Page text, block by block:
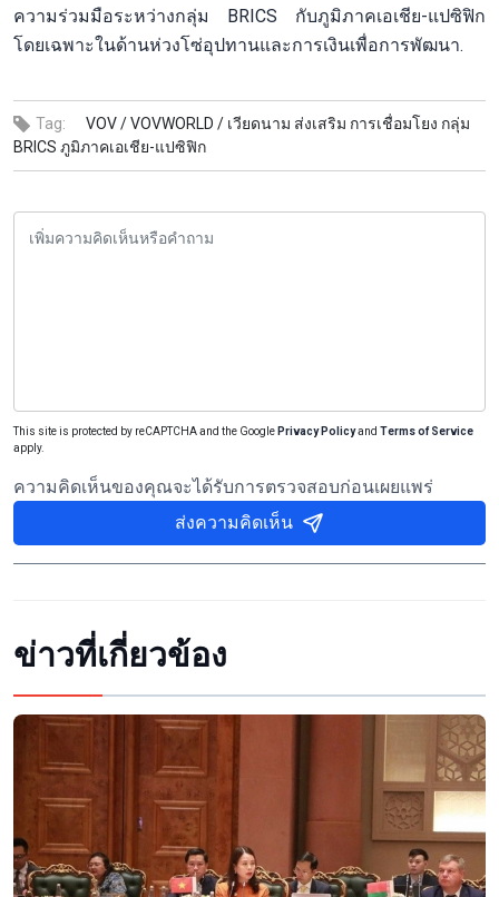
ความร่วมมือระหว่างกลุ่ม BRICS กับภูมิภาคเอเชีย-แปซิฟิก
โดยเฉพาะในด้านห่วงโซ่อุปทานและการเงินเพื่อการพัฒนา.
Tag: VOV /VOVWORLD / เวียดนาม ส่งเสริม การเชื่อมโยง กลุ่ม
BRICS ภูมิภาคเอเชีย-แปซิฟิก
This site is protected by reCAPTCHA and the Google Privacy Policyand Terms of Service
apply.
ความคิดเห็นของคุณจะได้รับการตรวจสอบก่อนเผยแพร่
ส่งความคิดเห็น
ข่าวที่เกี่ยวข้อง